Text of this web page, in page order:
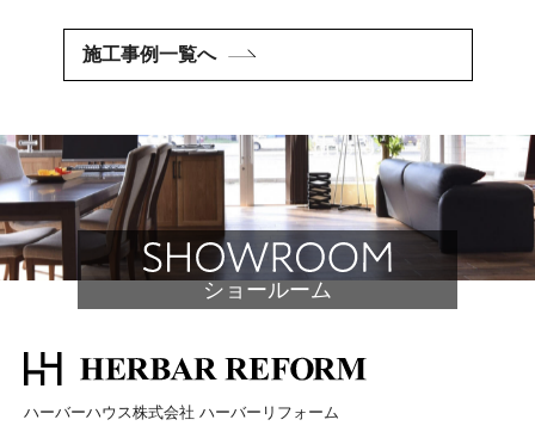
施工事例一覧へ
ショールーム
ハーバーハウス株式会社 ハーバーリフォーム